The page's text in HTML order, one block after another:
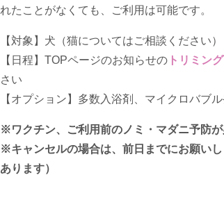
れたことがなくても、ご利用は可能です。
【対象】犬（猫についてはご相談ください）
【日程】TOPページのお知らせの トリミン
さい
【オプション】多数入浴剤、マイクロバブ
※ワクチン、ご利用前のノミ・マダニ予防
※キャンセルの場合は、前日までにお願い
あります）